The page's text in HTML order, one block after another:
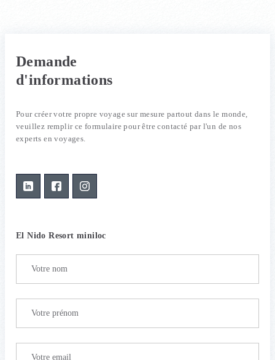
Demande
d'informations
Pour créer votre propre voyage sur mesure partout dans le monde,
veuillez remplir ce formulaire pour être contacté par l'un de nos
experts en voyages.
El Nido Resort miniloc